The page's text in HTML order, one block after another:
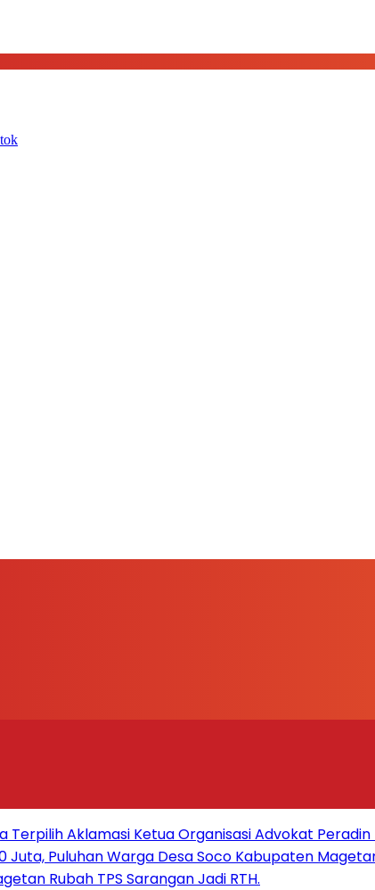
Terpilih Aklamasi Ketua Organisasi Advokat
Juta, Puluhan Warga Desa Soco Kabupaten
Rubah TPS Sarangan Jadi RTH.